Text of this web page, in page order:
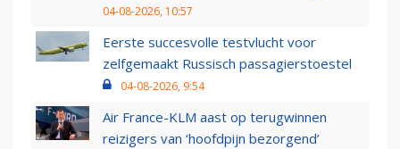
04-08-2026, 10:57
Eerste succesvolle testvlucht voor
zelfgemaakt Russisch passagierstoestel
04-08-2026, 9:54
Air France-KLM aast op terugwinnen
reizigers van ‘hoofdpijn bezorgend’